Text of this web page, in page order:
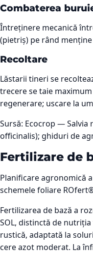
Combaterea
Întreținere mecanică
(pietriș) pe rând
Recoltare
Lăstarii tineri se
trecere se taie
regenerare; uscare la
Sursă: Ecocrop — Salvia
officinalis); ghiduri de
Fertilizare de
Planificare agronomică
schemele foliare
Fertilizarea de bază a
SOL, distinctă de
rustică, adaptată la
cere azot moderat. La